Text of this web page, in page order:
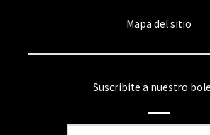
Mapa del sitio
Suscribite a nuestro